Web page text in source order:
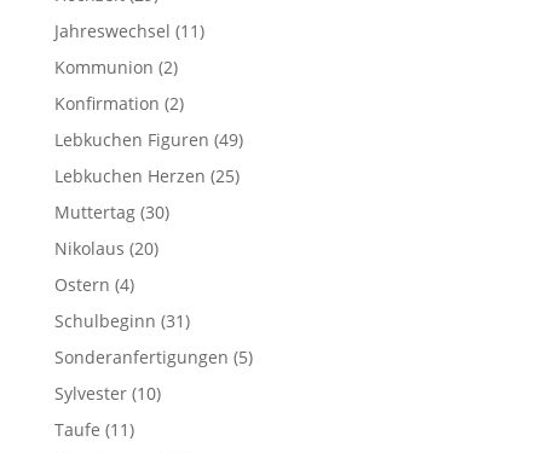
Jahreswechsel (11)
Kommunion (2)
Konfirmation (2)
Lebkuchen Figuren (49)
Lebkuchen Herzen (25)
Muttertag (30)
Nikolaus (20)
Ostern (4)
Schulbeginn (31)
Sonderanfertigungen (5)
Sylvester (10)
Taufe (11)